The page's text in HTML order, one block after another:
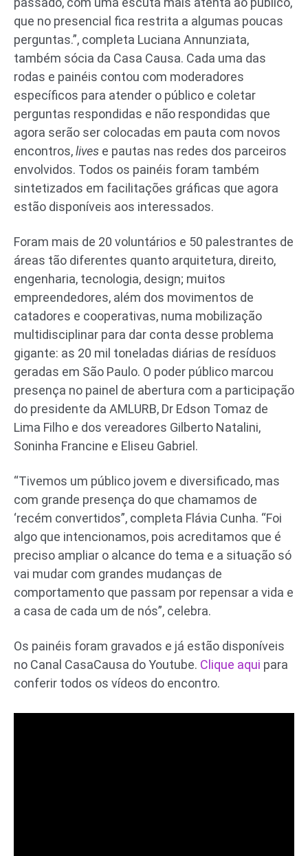
que no presencial fica restrita a algumas poucas
perguntas.”, completa Luciana Annunziata,
também sócia da Casa Causa. Cada uma das
rodas e painéis contou com moderadores
específicos para atender o público e coletar
perguntas respondidas e não respondidas que
agora serão ser colocadas em pauta com novos
encontros,lives e pautas nas redes dos parceiros
envolvidos. Todos os painéis foram também
sintetizados em facilitações gráficas que agora
estão disponíveis aos interessados.
Foram mais de 20 voluntários e 50 palestrantes de
áreas tão diferentes quanto arquitetura, direito,
engenharia, tecnologia, design; muitos
empreendedores, além dos movimentos de
catadores e cooperativas, numa mobilização
multidisciplinar para dar conta desse problema
gigante: as 20 mil toneladas diárias de resíduos
geradas em São Paulo. O poder público marcou
presença no painel de abertura com a participação
do presidente da AMLURB, Dr Edson Tomaz de
Lima Filho e dos vereadores Gilberto Natalini,
Soninha Francine e Eliseu Gabriel.
“Tivemos um público jovem e diversificado, mas
com grande presença do que chamamos de
‘recém convertidos”, completa Flávia Cunha. “Foi
algo que intencionamos, pois acreditamos que é
preciso ampliar o alcance do tema e a situação só
vai mudar com grandes mudanças de
comportamento que passam por repensar a vida e
a casa de cada um de nós”, celebra.
Os painéis foram gravados e já estão disponíveis
no Canal CasaCausa do Youtube. Clique aqui para
conferir todos os vídeos do encontro.